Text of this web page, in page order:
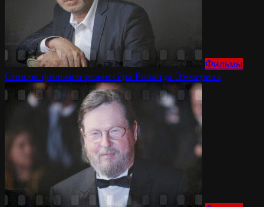
Фильмы
Список фильмов режиссёра Роланда Эммериха